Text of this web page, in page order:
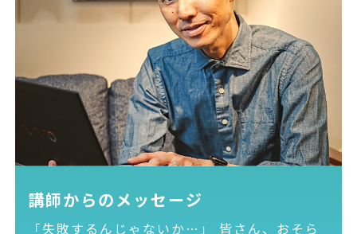
講師からのメッセージ
「失敗するんじゃないか…」 皆さん、おそら